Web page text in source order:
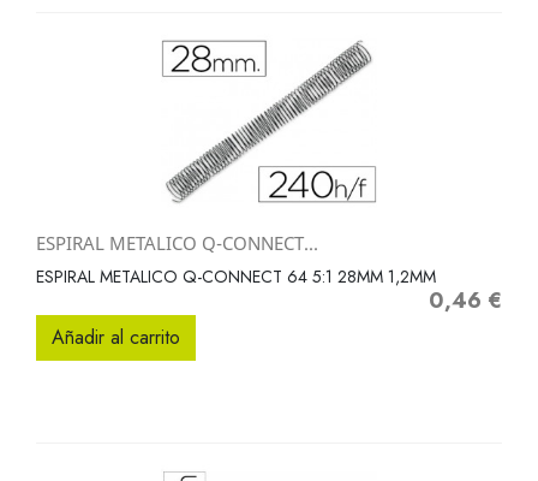
ESPIRAL METALICO Q-CONNECT...
ESPIRAL METALICO Q-CONNECT 64 5:1 28MM 1,2MM
Precio
0,46 €
Añadir al carrito